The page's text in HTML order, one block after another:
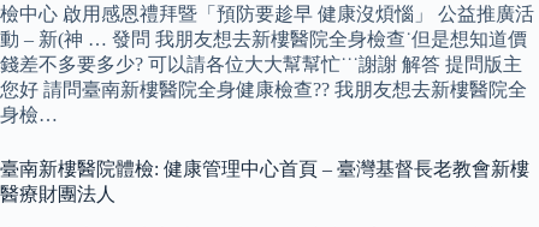
檢中心 啟用感恩禮拜暨「預防要趁早 健康沒煩惱」 公益推廣活
動 – 新(神 … 發問 我朋友想去新樓醫院全身檢查˙但是想知道價
錢差不多要多少? 可以請各位大大幫幫忙˙˙˙謝謝 解答 提問版主
您好 請問臺南新樓醫院全身健康檢查?? 我朋友想去新樓醫院全
身檢…
臺南新樓醫院體檢: 健康管理中心首頁 – 臺灣基督長老教會新樓
醫療財團法人